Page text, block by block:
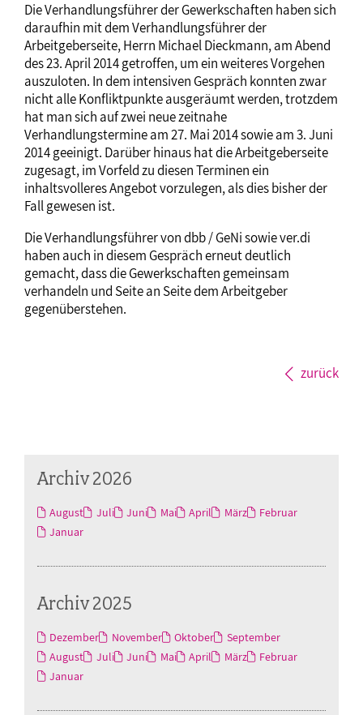
Die Verhandlungsführer der Gewerkschaften haben sich
daraufhin mit dem Verhandlungsführer der
Arbeitgeberseite, Herrn Michael Dieckmann, am Abend
des 23. April 2014 getroffen, um ein weiteres Vorgehen
auszuloten. In dem intensiven Gespräch konnten zwar
nicht alle Konfliktpunkte ausgeräumt werden, trotzdem
hat man sich auf zwei neue zeitnahe
Verhandlungstermine am 27. Mai 2014 sowie am 3. Juni
2014 geeinigt. Darüber hinaus hat die Arbeitgeberseite
zugesagt, im Vorfeld zu diesen Terminen ein
inhaltsvolleres Angebot vorzulegen, als dies bisher der
Fall gewesen ist.
Die Verhandlungsführer von dbb / GeNi sowie ver.di
haben auch in diesem Gespräch erneut deutlich
gemacht, dass die Gewerkschaften gemeinsam
verhandeln und Seite an Seite dem Arbeitgeber
gegenüberstehen.
zurück
Archiv 2026
August Juli Juni Mai April März
Februar
Januar
Archiv 2025
Dezember November Oktober
September
August
Juli Juni Mai April März
Februar
Januar